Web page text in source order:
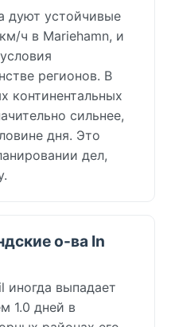
дуют устойчивые
ч в Mariehamn, и
регионов. В
континентальных
сильнее,
дня. Это
дел,
о-ва In
иногда выпадает
1.0 дней в